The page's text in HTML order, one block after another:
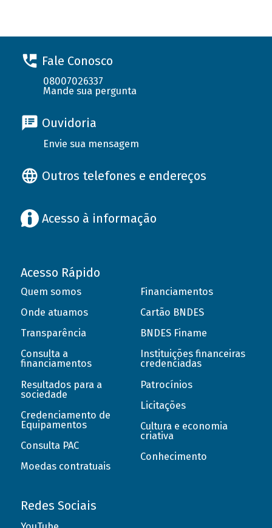
Fale Conosco
08007026337
Mande sua pergunta
Ouvidoria
Envie sua mensagem
Outros telefones e endereços
Acesso à informação
Acesso Rápido
Quem somos
Onde atuamos
Transparência
Consulta a
financiamentos
Resultados para a
sociedade
Credenciamento de
Equipamentos
Consulta PAC
Moedas contratuais
Financiamentos
Cartão BNDES
BNDES Finame
Instituições financeiras
credenciadas
Patrocínios
Licitações
Cultura e economia
criativa
Conhecimento
Redes Sociais